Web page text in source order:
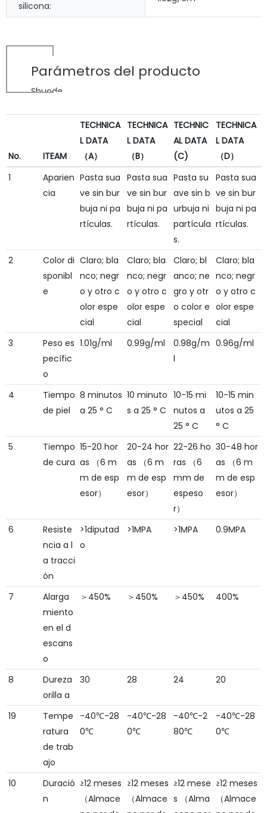
silicona:
Parámetros del producto
Shuode
No. ITEAM
TECHNICA
L DATA
（A）
TECHNICA
L DATA
（B）
TECHNIC
AL DATA
(C)
TECHNICA
L DATA
（D）
1
Aparien
cia
Pasta sua
ve sin bur
buja ni pa
rtículas.
Pasta sua
ve sin bur
buja ni pa
rtículas.
Pasta su
ave sin b
urbuja ni
partícula
s.
Pasta sua
ve sin bur
buja ni pa
rtículas.
2
Color di
sponibl
e
Claro; bla
nco; negr
o y otro c
olor espe
cial
Claro; bla
nco; negr
o y otro c
olor espe
cial
Claro; bl
anco; ne
gro y otr
o color e
special
Claro; bla
nco; negr
o y otro c
olor espe
cial
3
Peso es
pecífic
o
1.01g/ml 0.99g/ml
0.98g/m
l
0.96g/ml
4
Tiempo
de piel
8 minutos
a 25 ° C
10 minuto
s a 25 ° C
10-15 mi
nutos a
25 ° C
10-15 min
utos a 25
° C
5
Tiempo
de cura
15-20 hor
as （6 m
m de esp
esor）
20-24 hor
as （6 m
m de esp
esor）
22-26 ho
ras （6
mm de
espeso
r）
30-48 hor
as （6 m
m de esp
esor）
6
Resiste
ncia a l
a tracci
ón
>1diputad
o
>1MPA >1MPA 0.9MPA
7
Alarga
miento
en el d
escans
o
＞450% ＞450% ＞450% 400%
8
Dureza
orilla a
30 28 24 20
19
Tempe
ratura
de trab
ajo
-40℃-28
0℃
-40℃-28
0℃
-40℃-2
80℃
-40℃-28
0℃
10
Duració
n
≥12 meses
（Almace
≥12 meses
（Almace
≥12 mese
s （Alma
≥12 meses
（Almace